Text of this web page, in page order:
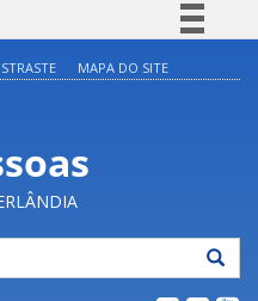
Acesso à informação
Legislação
Canais
MAPA DO SITE